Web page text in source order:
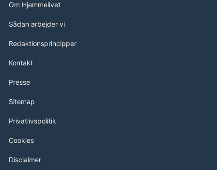
Om Hjemmelivet
Sådan arbejder vi
Redaktionsprincipper
Kontakt
Presse
Sitemap
Privatlivspolitik
Cookies
Disclaimer